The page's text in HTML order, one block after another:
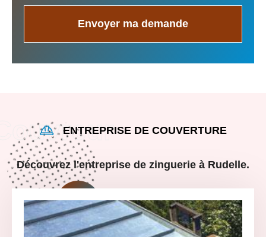
ENTREPRISE DE COUVERTURE
Découvrez l'entreprise de zinguerie à Rudelle.